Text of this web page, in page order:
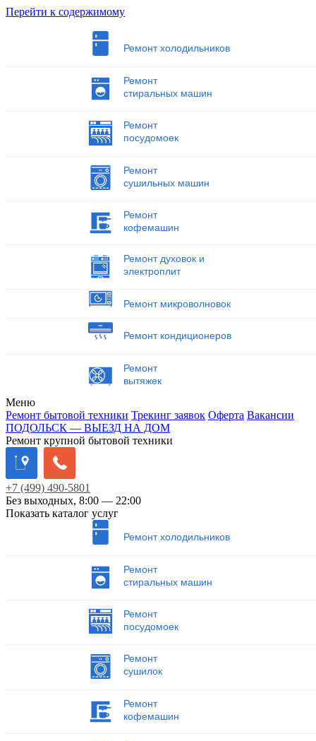
Перейти к содержимому
Ремонт холодильников
Ремонт
стиральных машин
Ремонт
посудомоек
Ремонт
сушильных машин
Ремонт
кофемашин
Ремонт духовок и
электроплит
Ремонт микроволновок
Ремонт кондиционеров
Ремонт
вытяжек
Меню
Ремонт бытовой техники Трекинг заявок Оферта Вакансии
ПОДОЛЬСК — ВЫЕЗД НА ДОМ
Ремонт крупной бытовой техники
+7 (499) 490-5801
Без выходных, 8:00 — 22:00
Показать каталог услуг
Ремонт холодильников
Ремонт
стиральных машин
Ремонт
посудомоек
Ремонт
сушилок
Ремонт
кофемашин